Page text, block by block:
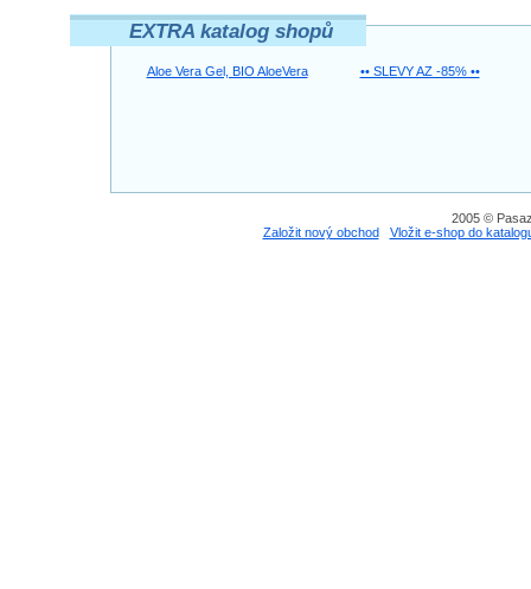
EXTRA katalog shopů
Aloe Vera Gel, BIO AloeVera •• SLEVY AZ -85% ••
2005 ©
Založit nový obchod
Vložit e-shop do